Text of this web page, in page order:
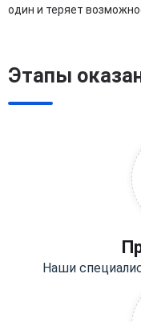
один и теряет
Этапы
Наши